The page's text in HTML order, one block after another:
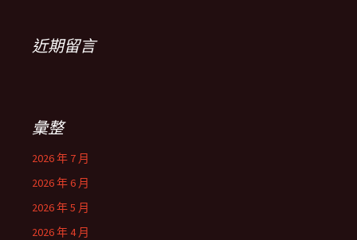
近期留言
彙整
2026 年 7 月
2026 年 6 月
2026 年 5 月
2026 年 4 月